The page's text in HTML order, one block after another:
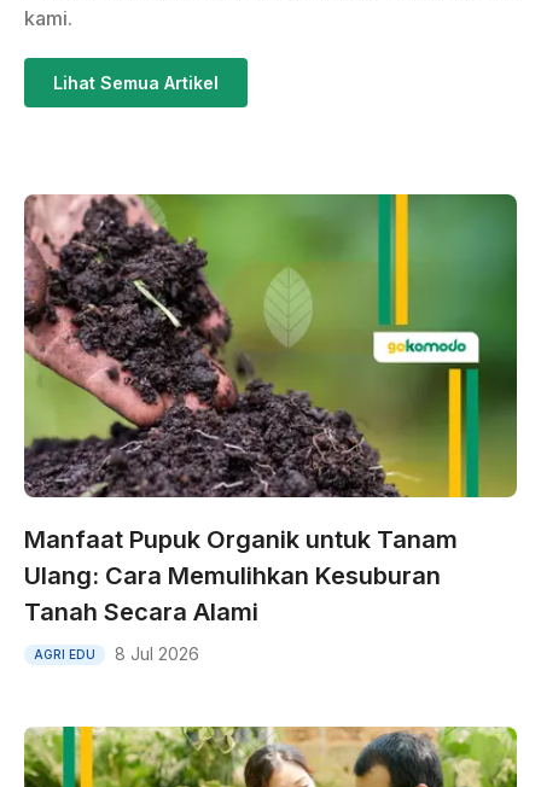
kami.
Lihat Semua Artikel
Manfaat Pupuk Organik untuk Tanam
Ulang: Cara Memulihkan Kesuburan
Tanah Secara Alami
AGRI EDU 8 Jul 2026